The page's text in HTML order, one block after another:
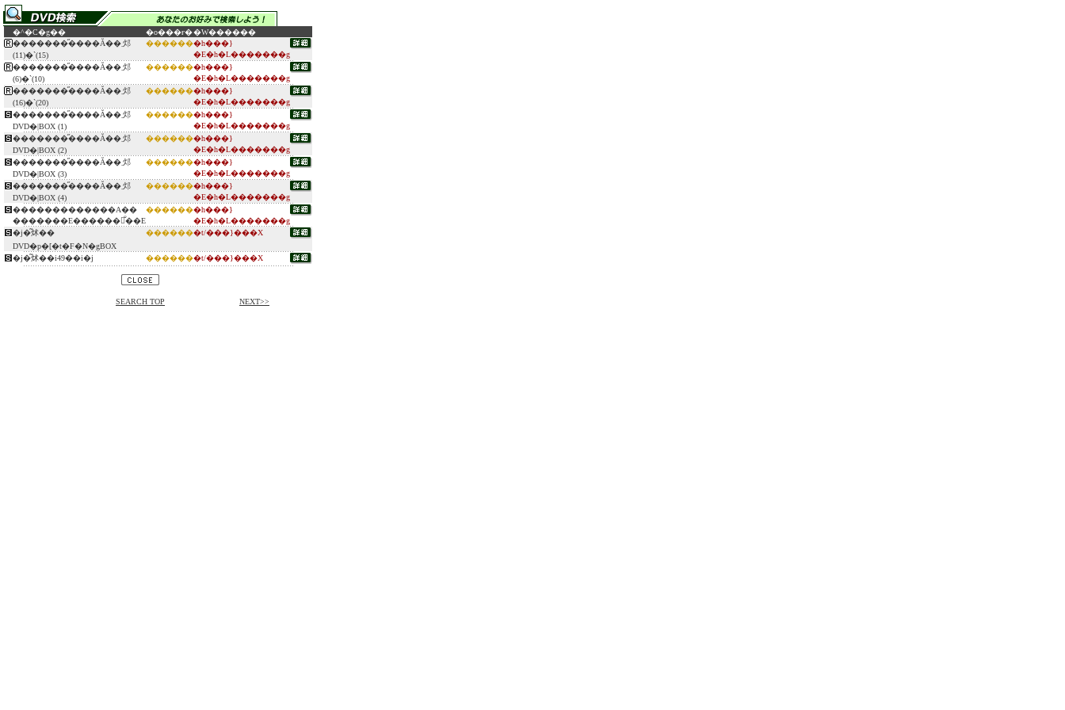
�^�C�g�� �o���ғ��W������
�������̋����Ă��܂邩
(11)�`(15)
�������h���}
�E�h�L�������g
�������̋����Ă��܂邩
(6)�`(10)
�������h���}
�E�h�L�������g
�������̋����Ă��܂邩
(16)�`(20)
�������h���}
�E�h�L�������g
�������̋����Ă��܂邩
DVD�|BOX (1)
�������h���}
�E�h�L�������g
�������̋����Ă��܂邩
DVD�|BOX (2)
�������h���}
�E�h�L�������g
�������̋����Ă��܂邩
DVD�|BOX (3)
�������h���}
�E�h�L�������g
�������̋����Ă��܂邩
DVD�|BOX (4)
�������h���}
�E�h�L�������g
�������������A��
�������E������̐��E
�������h���}
�E�h�L�������g
�j�͂炢��
DVD�p�[�t�F�N�gBOX
�������t/���}���X
�j�͂炢��i49��i�j �������t/���}���X
SEARCH TOP NEXT>>